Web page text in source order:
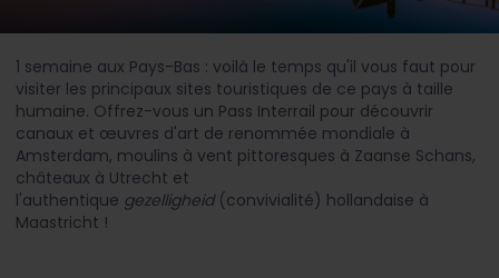
1 semaine aux Pays-Bas : voilà le temps qu'il vous faut pour
visiter les principaux sites touristiques de ce pays à taille
humaine. Offrez-vous un Pass Interrail pour découvrir
canaux et œuvres d'art de renommée mondiale à
Amsterdam, moulins à vent pittoresques à Zaanse Schans,
châteaux à Utrecht et
l'authentique gezelligheid(convivialité) hollandaise à
Maastricht !